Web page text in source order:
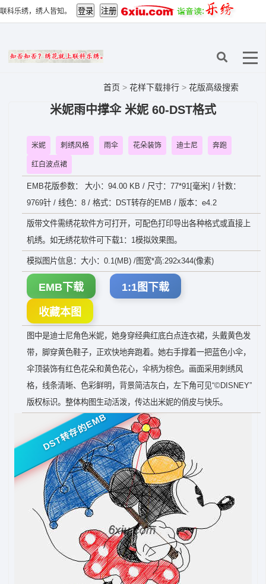
联科乐绣，绣人皆知。
首页 > 花样下载排行 > 花版高级搜索
米妮雨中撑伞 米妮 60-DST格式
米妮 刺绣风格 雨伞 花朵装饰 迪士尼 奔跑
红白波点裙
EMB花版参数： 大小：94.00 KB / 尺寸：77*91[毫米] / 针数：
9769针 / 线色：8 / 格式：DST转存的EMB / 版本：e4.2
版带文件需绣花软件方可打开，可配色打印导出各种格式或直接上
机绣。如无绣花软件可下载1：1模拟效果图。
模拟图片信息：大小：0.1(MB) /图宽*高:292x344(像素)
EMB下载 1:1图下载
收藏本图
图中是迪士尼角色米妮，她身穿经典红底白点连衣裙，头戴黄色发
带，脚穿黄色鞋子，正欢快地奔跑着。她右手撑着一把蓝色小伞，
伞顶装饰有红色花朵和黄色花心，伞柄为棕色。画面采用刺绣风
格，线条清晰、色彩鲜明，背景简洁灰白，左下角可见“©DISNEY”
版权标识。整体构图生动活泼，传达出米妮的俏皮与快乐。
DST转存的EMB